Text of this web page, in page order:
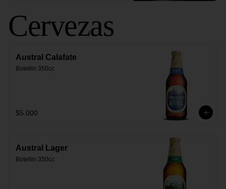
Cervezas
Austral Calafate
Botellin 350cc
$5.000
Austral Lager
Botellin 350cc